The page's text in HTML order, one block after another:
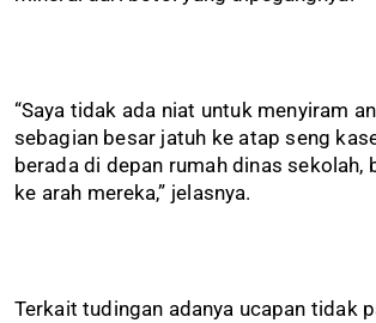
“Saya tidak ada niat untuk menyiram
sebagian besar jatuh ke atap seng
berada di depan rumah dinas sekolah,
ke arah mereka,” jelasnya.
Terkait tudingan adanya ucapan tidak